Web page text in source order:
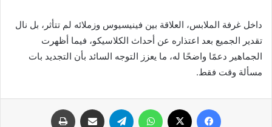
داخل غرفة الملابس، العلاقة بين فينيسيوس وزملائه لم تتأثر، بل نال
تقدير الجميع بعد اعتذاره عن أحداث الكلاسيكو، فيما أظهرت
الجماهير دعمًا واضحًا له، ما يعزز التوجه السائد بأن التجديد بات
مسألة وقت فقط.
فيسبوك واتساب تيلقرام مشاركة عبر البريد